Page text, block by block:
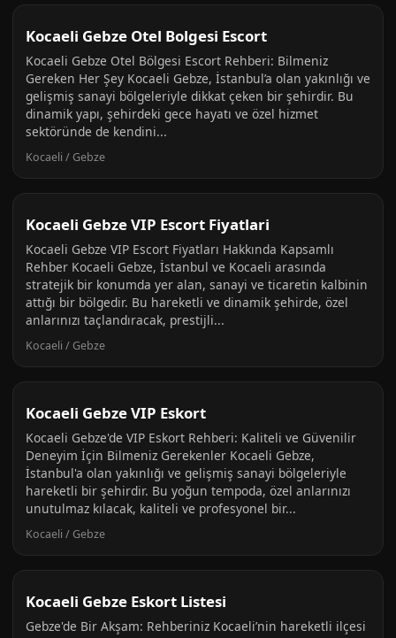
Kocaeli Gebze Otel Bolgesi Escort
Kocaeli Gebze Otel Bölgesi Escort Rehberi: Bilmeniz
Gereken Her Şey Kocaeli Gebze, İstanbul’a olan yakınlığı ve
gelişmiş sanayi bölgeleriyle dikkat çeken bir şehirdir. Bu
dinamik yapı, şehirdeki gece hayatı ve özel hizmet
sektöründe de kendini...
Kocaeli / Gebze
Kocaeli Gebze VIP Escort Fiyatlari
Kocaeli Gebze VIP Escort Fiyatları Hakkında Kapsamlı
Rehber Kocaeli Gebze, İstanbul ve Kocaeli arasında
stratejik bir konumda yer alan, sanayi ve ticaretin kalbinin
attığı bir bölgedir. Bu hareketli ve dinamik şehirde, özel
anlarınızı taçlandıracak, prestijli...
Kocaeli / Gebze
Kocaeli Gebze VIP Eskort
Kocaeli Gebze'de VIP Eskort Rehberi: Kaliteli ve Güvenilir
Deneyim İçin Bilmeniz Gerekenler Kocaeli Gebze,
İstanbul'a olan yakınlığı ve gelişmiş sanayi bölgeleriyle
hareketli bir şehirdir. Bu yoğun tempoda, özel anlarınızı
unutulmaz kılacak, kaliteli ve profesyonel bir...
Kocaeli / Gebze
Kocaeli Gebze Eskort Listesi
Gebze'de Bir Akşam: Rehberiniz Kocaeli’nin hareketli ilçesi